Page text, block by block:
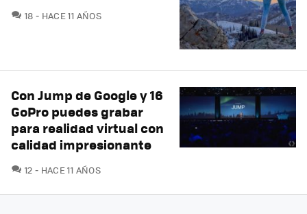
18 COMENTARIOS
HACE 11 AÑOS
Con Jump de Google y 16
GoPro puedes grabar
para realidad virtual con
calidad impresionante
12 COMENTARIOS
HACE 11 AÑOS